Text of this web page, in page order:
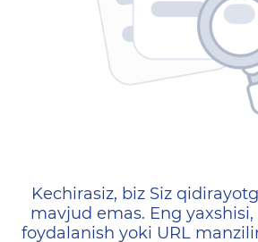
404 —
Kechirasiz, biz Siz
mavjud emas. Eng
foydalanish yoki URL